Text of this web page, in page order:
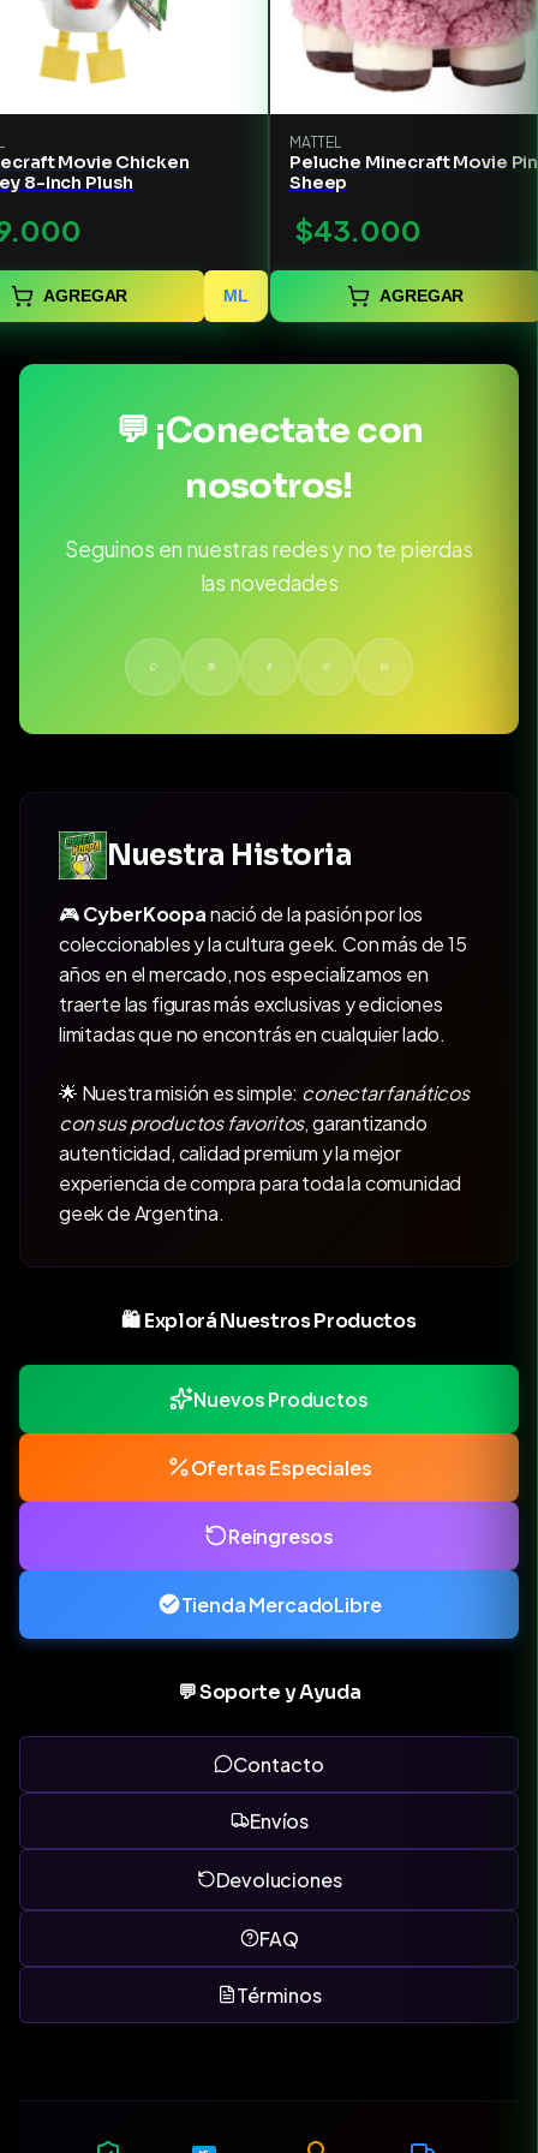
Movie Chicken
8-Inch Plush
AGREGAR ML
MATTEL
Peluche Minecraft Movie
Sheep
$43.000
AGREGAR
💬 ¡Conectate con
nosotros!
Seguinos en nuestras redes y no te pierdas
las novedades
Nuestra Historia
🎮CyberKoopanació de la pasión por los
coleccionables y la cultura geek. Con más de 15
años en el mercado, nos especializamos en
traerte las figuras más exclusivas y ediciones
limitadas que no encontrás en cualquier lado.
🌟 Nuestra misión es simple: conectar fanáticos
con sus productos favoritos, garantizando
autenticidad, calidad premium y la mejor
experiencia de compra para toda la comunidad
geek de Argentina.
🛍️ Explorá Nuestros Productos
Nuevos Productos
Ofertas Especiales
Reingresos
Tienda MercadoLibre
💬 Soporte y Ayuda
Contacto
Envíos
Devoluciones
FAQ
Términos